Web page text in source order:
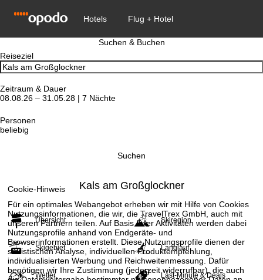
Cookie-Hinweis
Für ein optimales Webangebot erheben wir mit Hilfe von Cookies
Nutzungsinformationen, die wir, die TravelTrex GmbH, auch mit
unseren Partnern teilen. Auf Basis Ihrer Aktivitäten werden dabei
Nutzungsprofile anhand von Endgeräte- und
Browserinformationen erstellt. Diese Nutzungsprofile dienen der
statistischen Analyse, individuellen Produktempfehlung,
individualisierten Werbung und Reichweitenmessung. Dafür
benötigen wir Ihre Zustimmung (jederzeit widerrufbar), die auch
Suchen & Buchen
Reiseziel
Zeitraum & Dauer
08.08.26 – 31.05.28 | 7 Nächte
Personen
beliebig
Suchen
Kals am Großglockner
Übersicht Skiregion
Skigebiet Langlauf
Wetter Last-Minute & Deals